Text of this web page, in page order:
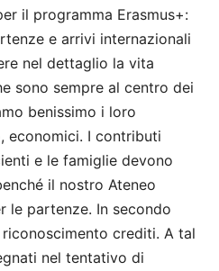
il programma Erasmus+:
e arrivi internazionali
nel dettaglio la vita
sono sempre al centro dei
benissimo i loro
economici. I contributi
e le famiglie devono
il nostro Ateneo
le partenze. In secondo
crediti. A tal
nel tentativo di